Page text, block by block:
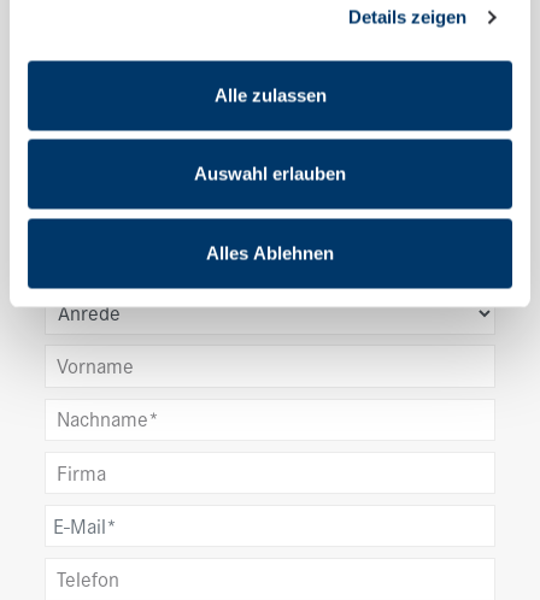
Details zeigen
Alle zulassen
Auswahl erlauben
Alles Ablehnen
KONTAKT
Kontaktieren Sie uns
Haben Sie Fragen? Schreiben Sie uns, wir vereinbaren
gern einen Beratungstermin!